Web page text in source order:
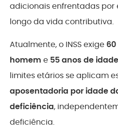
adicionais enfrentadas por
longo da vida contributiva.
Atualmente, o INSS exige
homem e 55 anos de
limites etários se aplicam
aposentadoria por idade
deficiência,
deficiência.